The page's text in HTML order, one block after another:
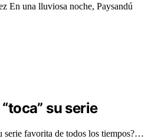
En una lluviosa noche, Paysandú
su serie
favorita de todos los tiempos?…